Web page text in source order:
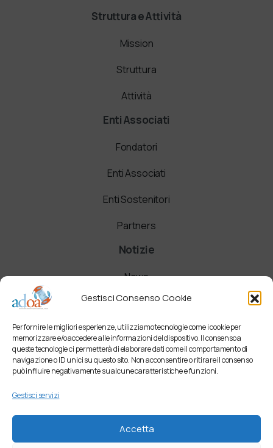
Gestisci Consenso Cookie
Per fornire le migliori esperienze, utilizziamo tecnologie come i cookie per
memorizzare e/o accedere alle informazioni del dispositivo. Il consenso a
queste tecnologie ci permetterà di elaborare dati come il comportamento di
navigazione o ID unici su questo sito. Non acconsentire o ritirare il consenso
può influire negativamente su alcune caratteristiche e funzioni.
Gestisci servizi
Accetta
Struttura e Attività
Mission
Struttura
Attività
Enti Associati
Fondatori
Enti Associati
Enti Sostenitori
Partners
Notizie
News
Comunicati
Newsletter